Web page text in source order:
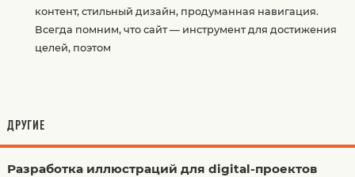
контент, стильный дизайн, продуманная навигация.
Всегда помним, что сайт — инструмент для достижения
целей, поэтом
ДРУГИЕ
Разработка иллюстраций для digital-проектов